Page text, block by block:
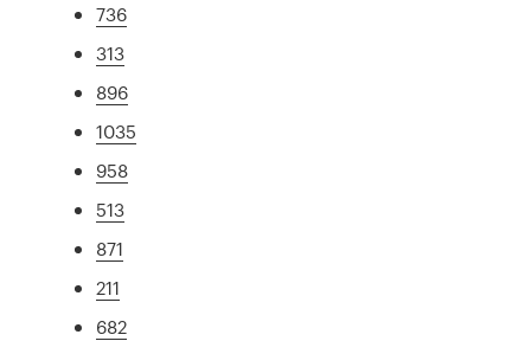
736
313
896
1035
958
513
871
211
682